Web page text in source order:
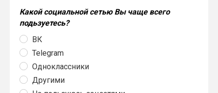
Какой социальной сетью Вы чаще всего
подьзуетесь?
ВК
Telegram
Одноклассники
Другими